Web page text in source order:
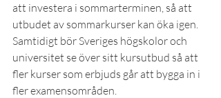
att investera i sommarterminen, så att
utbudet av sommarkurser kan öka igen.
Samtidigt bör Sveriges högskolor och
universitet se över sitt kursutbud så att
fler kurser som erbjuds går att bygga in i
fler examensområden.